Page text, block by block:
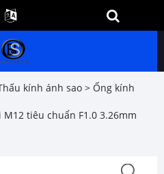
kính ánh sao > Ống kính
tiêu chuẩn F1.0 3.26mm